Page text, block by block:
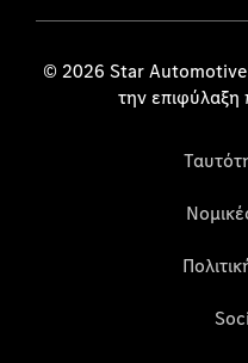
© 2026 Star
την επιφύλαξη